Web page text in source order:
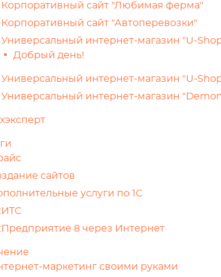
Корпоративный сайт "Любимая ферма"
Корпоративный сайт "Автоперевозки"
Универсальный интернет-магазин "U-
Добрый день!
Универсальный интернет-магазин "U-
Универсальный интернет-магазин
сайтов
услуги по 1С
8 через Интернет
маркетинг своими руками